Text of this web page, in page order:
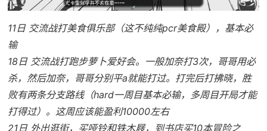
11日 交流战打美食俱乐部（这不纯纯pcr美食殿），基本必
输
18日 交流战打跑步萝卜爱好会。一般加奈打3次，哥哥用必
杀，然后加奈，哥哥分别平a就能打过。打完后打拂晓，胜
败有两条分支路线（hard一周目基本必输，多周目开局才能
打得过）。这周应该能盈利10000左右
21日 外出逛街，买哑铃和铁木屐，到书店买10本冒险之